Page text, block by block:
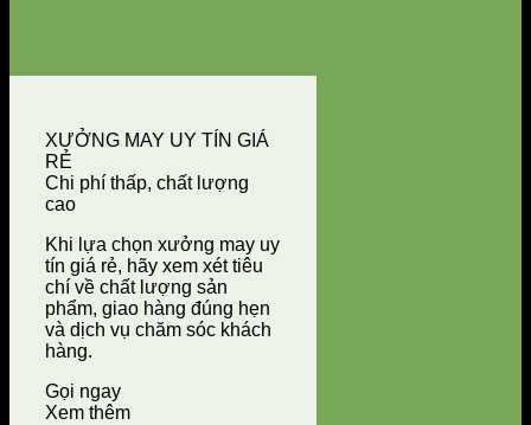
XƯỞNG MAY UY TÍN GIÁ
RẺ
Chi phí thấp, chất lượng
cao
Khi lựa chọn xưởng may uy
tín giá rẻ, hãy xem xét tiêu
chí về chất lượng sản
phẩm, giao hàng đúng hẹn
và dịch vụ chăm sóc khách
hàng.
Gọi ngay
Xem thêm